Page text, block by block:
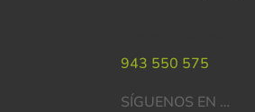
943 550 575
SÍGUENOS EN …